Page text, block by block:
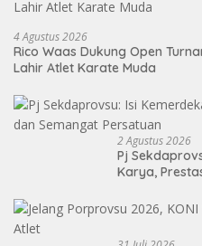
4 Agustus 2026
Rico Waas Dukung Open
Lahir Atlet Karate Muda
2 Agustus 2026
Pj
Karya,